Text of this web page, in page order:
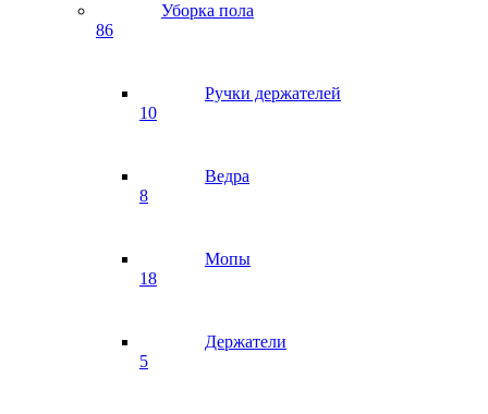
Уборка пола
86
Ручки держателей
10
Ведра
8
Мопы
18
Держатели
5